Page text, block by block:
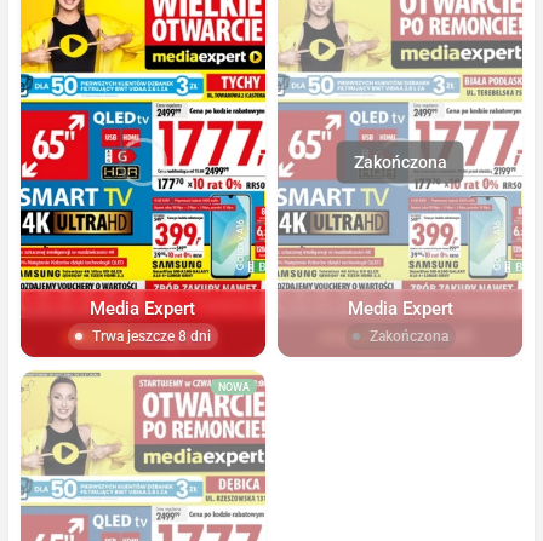
Media Expert
Trwa jeszcze 8 dni
Media Expert
Zakończona
NOWA